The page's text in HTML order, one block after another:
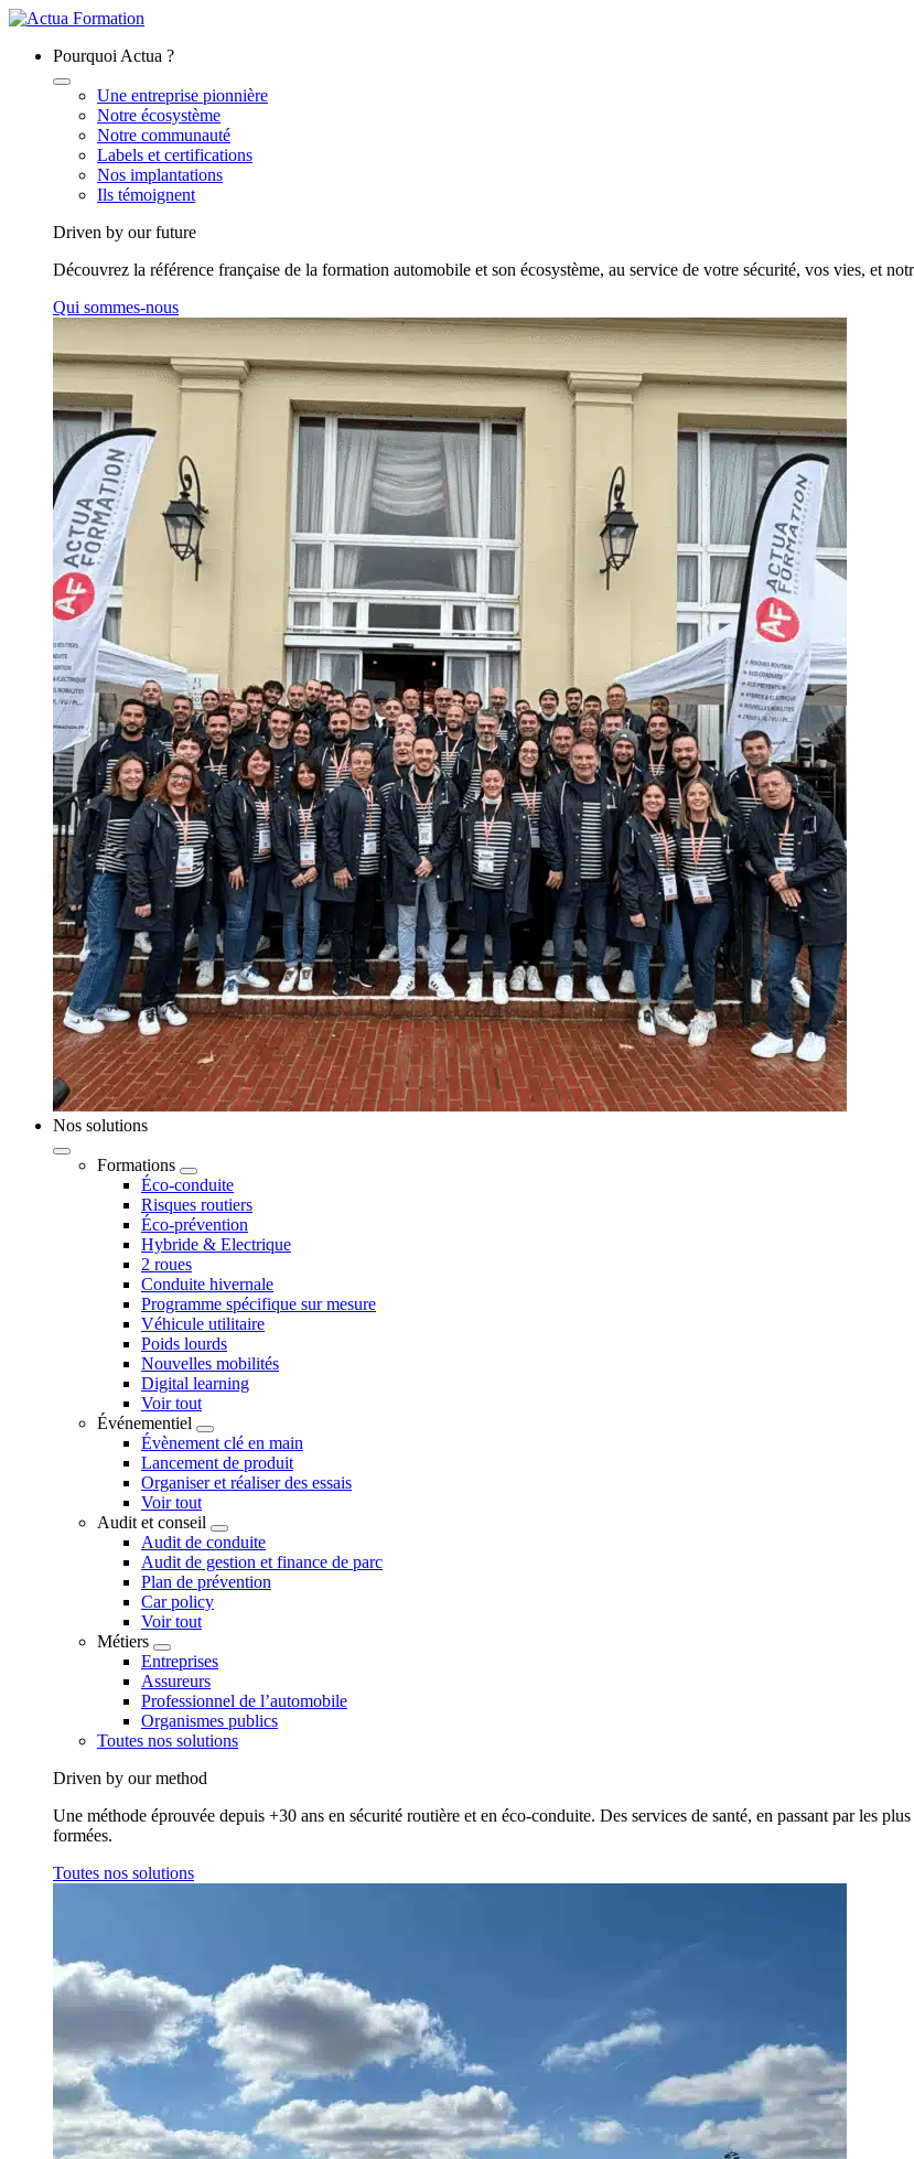
Pourquoi Actua ?
Une entreprise pionnière
Notre écosystème
Notre communauté
Labels et certifications
Nos implantations
Ils témoignent
Driven by our future
Découvrez la référence française de la formation automobile et son écosystème, au service de votre sécurité, vos vies, et
Qui sommes-nous
Nos solutions
Formations
Éco-conduite
Risques routiers
Éco-prévention
Hybride & Electrique
2 roues
Conduite hivernale
Programme spécifique sur mesure
Véhicule utilitaire
Poids lourds
Nouvelles mobilités
Digital learning
Voir tout
Événementiel
Évènement clé en main
Lancement de produit
Organiser et réaliser des essais
Voir tout
Audit et conseil
Audit de conduite
Audit de gestion et finance de parc
Plan de prévention
Car policy
Voir tout
Métiers
Entreprises
Assureurs
Professionnel de l’automobile
Organismes publics
Toutes nos solutions
Driven by our method
Une méthode éprouvée depuis +30 ans en sécurité routière et en éco-conduite. Des services de santé, en passant par les
formées.
Toutes nos solutions